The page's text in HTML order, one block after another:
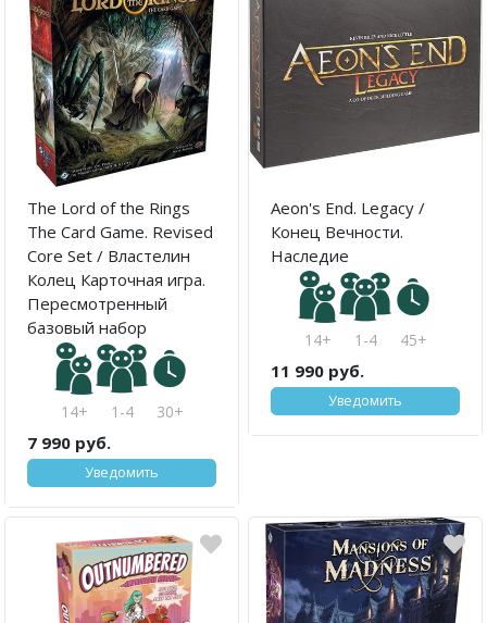
The Lord of the Rings
The Card Game. Revised
Core Set / Властелин
Колец Карточная игра.
Пересмотренный
базовый набор
14+ 1-4 30+
7 990 руб.
Уведомить
Aeon's End. Legacy /
Конец Вечности.
Наследие
14+ 1-4 45+
11 990 руб.
Уведомить